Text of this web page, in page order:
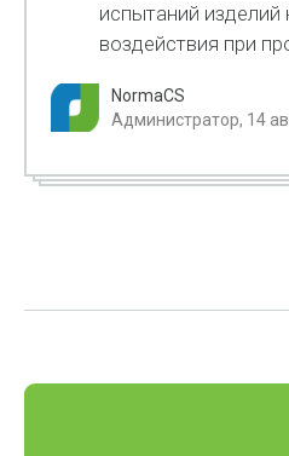
испытаний изделий
воздействия при
NormaCS
Администратор, 14